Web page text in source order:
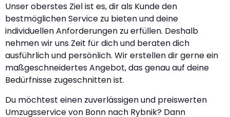
Unser oberstes Ziel ist es, dir als Kunde den
bestmöglichen Service zu bieten und deine
individuellen Anforderungen zu erfüllen. Deshalb
nehmen wir uns Zeit für dich und beraten dich
ausführlich und persönlich. Wir erstellen dir gerne ein
maßgeschneidertes Angebot, das genau auf deine
Bedürfnisse zugeschnitten ist.
Du möchtest einen zuverlässigen und preiswerten
Umzugsservice von Bonn nach Rybnik? Dann